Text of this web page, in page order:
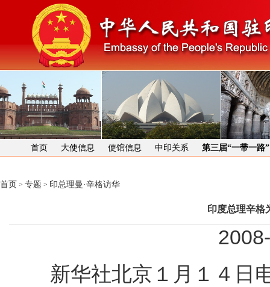
首页 大使信息 使馆信息 中印关系 第三届“一带一路
首页 > 专题 > 印总理曼·辛格访华
印度总理辛格
新华社北京１月１４日电